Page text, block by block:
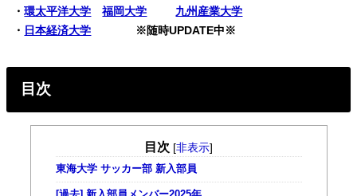
・環太平洋大学 福岡大学
九州産業大学
・ 日本経済大学 ※随時UPDATE中※
目次
目次 [非表示]
東海大学 サッカー部 新入部員